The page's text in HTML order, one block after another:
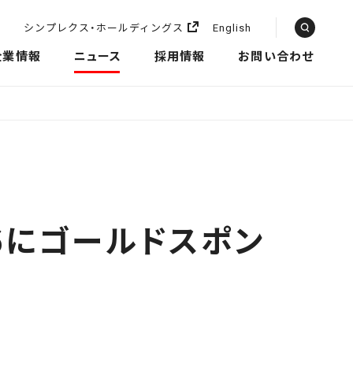
シンプレクス・ホールディングス English
情報 ニュース 採用情報 お問い合わせ
ゴールドスポン